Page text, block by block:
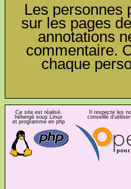
Les personnes
sur les pages
annotations
commentaire.
chaque
Ce site est réalisé,
hébergé sous Linux
et programmé en php
Il respecte les
conseillé